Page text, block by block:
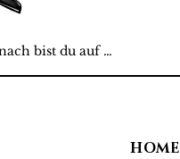
HOME